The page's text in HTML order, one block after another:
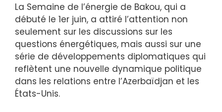
La Semaine de l’énergie de Bakou, qui a
débuté le 1er juin, a attiré l’attention non
seulement sur les discussions sur les
questions énergétiques, mais aussi sur une
série de développements diplomatiques qui
reflètent une nouvelle dynamique politique
dans les relations entre l’Azerbaïdjan et les
États-Unis.